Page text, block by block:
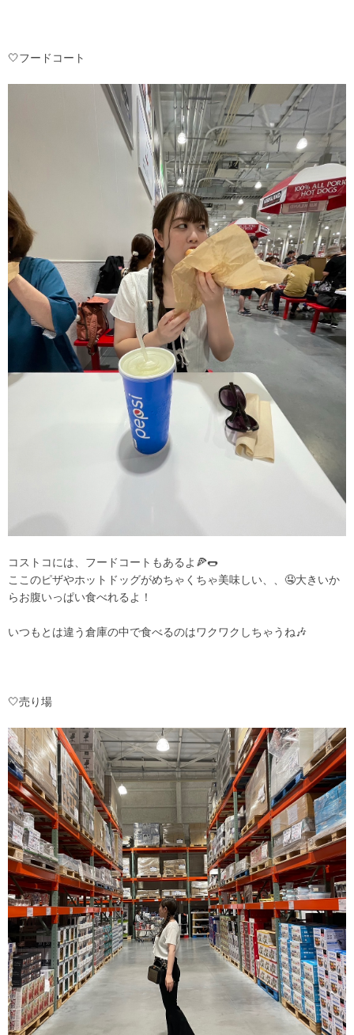
🤍フードコート
コストコには、フードコートもあるよ🍕🌭
ここのピザやホットドッグがめちゃくちゃ美味しい、、🤤大きいか
らお腹いっぱい食べれるよ！
いつもとは違う倉庫の中で食べるのはワクワクしちゃうね🎶
‎🤍売り場